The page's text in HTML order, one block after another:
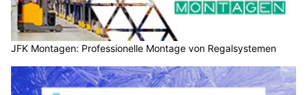
JFK Montagen: Professionelle Montage von Regalsystemen